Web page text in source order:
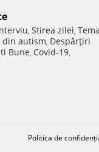
, Stirea zilei, Tema
din autism, Despărţiri
Bune, Covid-19,
Politica de